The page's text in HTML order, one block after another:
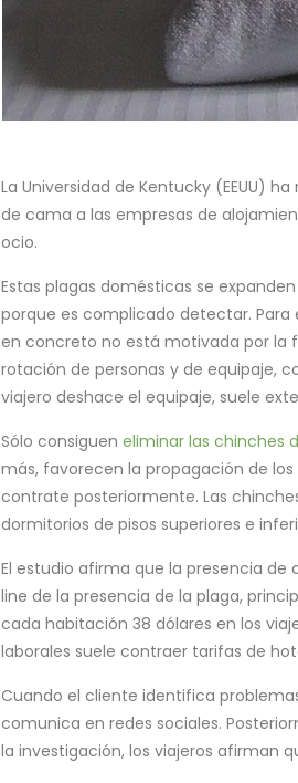
La Universidad de Kentucky (EEUU)
de cama a las empresas de
ocio.
Estas plagas domésticas se
porque es complicado detectar. Para
en concreto no está motivada por la
rotación de personas y de equipaje,
viajero deshace el equipaje, suele
Sólo consiguen eliminar las chinches
más, favorecen la propagación de
contrate posteriormente. Las
dormitorios de pisos superiores e
El estudio afirma que la presencia de
line de la presencia de la plaga,
cada habitación 38 dólares en los
laborales suele contraer tarifas de
Cuando el cliente identifica
comunica en redes sociales.
la investigación, los viajeros afirman